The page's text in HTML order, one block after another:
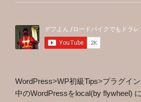
WordPress>WP初級Tips>プラグイ
中のWordPressをlocal(by flywheel)